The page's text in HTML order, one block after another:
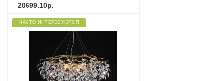
20699.10р.
ЧАСТО ИНТЕРЕСУЮТСЯ